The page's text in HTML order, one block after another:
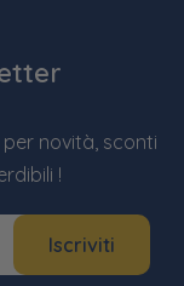
novità, sconti
!